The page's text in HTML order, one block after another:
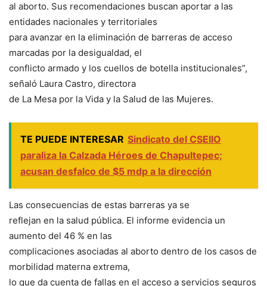
al aborto. Sus recomendaciones buscan aportar a las
entidades nacionales y territoriales
para avanzar en la eliminación de barreras de acceso
marcadas por la desigualdad, el
conflicto armado y los cuellos de botella institucionales”,
señaló Laura Castro, directora
de La Mesa por la Vida y la Salud de las Mujeres.
TE PUEDE INTERESAR Sindicato del CSEIIO
paraliza la Calzada Héroes de Chapultepec;
acusan desfalco de $5 mdp a la dirección
Las consecuencias de estas barreras ya se
reflejan en la salud pública. El informe evidencia un
aumento del 46 % en las
complicaciones asociadas al aborto dentro de los casos de
morbilidad materna extrema,
lo que da cuenta de fallas en el acceso a servicios seguros